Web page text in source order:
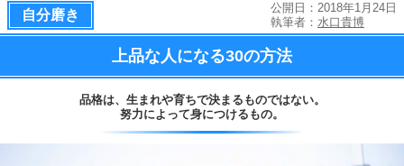
自分磨き
公開日：2018年1月24日
執筆者： 水口貴博
上品な人になる30の方法
品格は、 生まれや育ちで決まるものではない。
努力によって身につけるもの。